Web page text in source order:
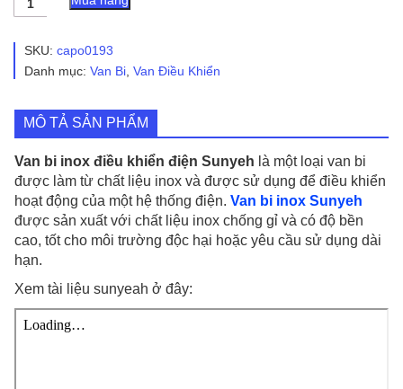
Bi
3PC
Ren
Khiển
Điện
Sunyeh
số
lượng
SKU: capo0193
Danh mục: Van Bi, Van Điều Khiển
MÔ TẢ SẢN PHẨM
Van bi inox điều khiển điện Sunyeh là một loại van bi
được làm từ chất liệu inox và được sử dụng để điều khiển
hoạt động của một hệ thống điện. Van bi inox Sunyeh
được sản xuất với chất liệu inox chống gỉ và có độ bền
cao, tốt cho môi trường độc hại hoặc yêu cầu sử dụng dài
hạn.
Xem tài liệu sunyeah ở đây: